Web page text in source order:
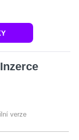
Inzerce
verze